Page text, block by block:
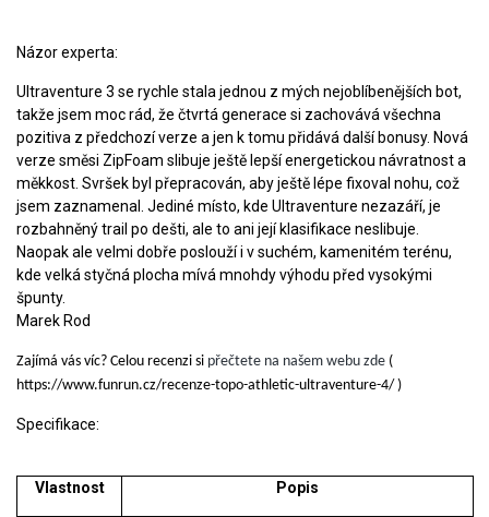
Názor experta:
Ultraventure 3 se rychle stala jednou z mých nejoblíbenějších bot,
takže jsem moc rád, že čtvrtá generace si zachovává všechna
pozitiva z předchozí verze a jen k tomu přidává další bonusy. Nová
verze směsi ZipFoam slibuje ještě lepší energetickou návratnost a
měkkost. Svršek byl přepracován, aby ještě lépe fixoval nohu, což
jsem zaznamenal. Jediné místo, kde Ultraventure nezazáří, je
rozbahněný trail po dešti, ale to ani její klasifikace neslibuje.
Naopak ale velmi dobře poslouží i v suchém, kamenitém terénu,
kde velká styčná plocha mívá mnohdy výhodu před vysokými
špunty.
Marek Rod
Zajímá vás víc? Celou recenzi si přečtete na našem webu zde (
https://www.funrun.cz/recenze-topo-athletic-ultraventure-4/ )
Specifikace:
Vlastnost Popis